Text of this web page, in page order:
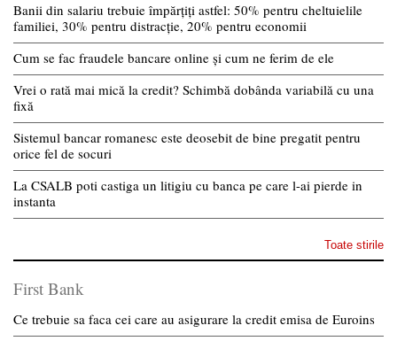
Banii din salariu trebuie împărțiți astfel: 50% pentru cheltuielile
familiei, 30% pentru distracție, 20% pentru economii
Cum se fac fraudele bancare online și cum ne ferim de ele
Vrei o rată mai mică la credit? Schimbă dobânda variabilă cu una
fixă
Sistemul bancar romanesc este deosebit de bine pregatit pentru
orice fel de socuri
La CSALB poti castiga un litigiu cu banca pe care l-ai pierde in
instanta
Toate stirile
First Bank
Ce trebuie sa faca cei care au asigurare la credit emisa de Euroins